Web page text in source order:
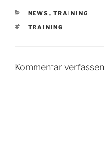
KATEGORIEN
NEWS , TRAINING
SCHLAGWÖRTER
TRAINING
Kommentar verfassen